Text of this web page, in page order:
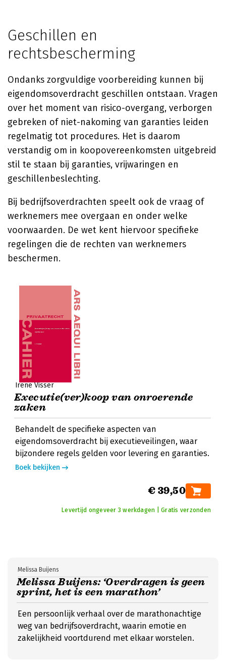
Geschillen en
rechtsbescherming
Ondanks zorgvuldige voorbereiding kunnen bij
eigendomsoverdracht geschillen ontstaan. Vragen
over het moment van risico-overgang, verborgen
gebreken of niet-nakoming van garanties leiden
regelmatig tot procedures. Het is daarom
verstandig om in koopovereenkomsten uitgebreid
stil te staan bij garanties, vrijwaringen en
geschillenbeslechting.
Bij bedrijfsoverdrachten speelt ook de vraag of
werknemers mee overgaan en onder welke
voorwaarden. De wet kent hiervoor specifieke
regelingen die de rechten van werknemers
beschermen.
Irene Visser
Executie(ver)koop van onroerende
zaken
Behandelt de specifieke aspecten van
eigendomsoverdracht bij executieveilingen, waar
bijzondere regels gelden voor levering en garanties.
Boek bekijken
€ 39,50
Levertijd ongeveer 3 werkdagen | Gratis verzonden
Melissa Buijens: ‘Overdragen is geen
sprint, het is een marathon’
Melissa Buijens
Een persoonlijk verhaal over de marathonachtige
weg van bedrijfsoverdracht, waarin emotie en
zakelijkheid voortdurend met elkaar worstelen.